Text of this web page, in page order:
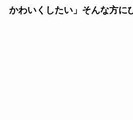
かわいくしたい」そんな方に